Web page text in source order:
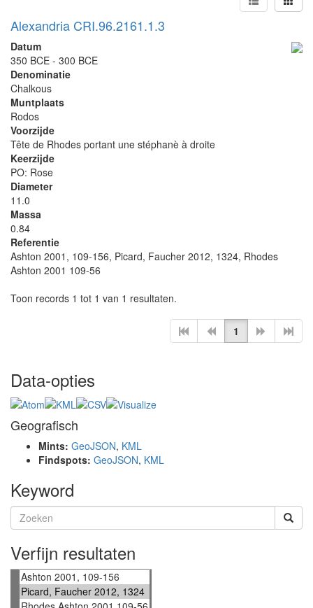
Alexandria CRI.96.2161.1.3
Datum
350 BCE - 300 BCE
Denominatie
Chalkous
Muntplaats
Rodos
Voorzijde
Tête de Rhodes portant une stéphanè à droite
Keerzijde
PO: Rose
Diameter
11.0
Massa
0.84
Referentie
Ashton 2001, 109-156, Picard, Faucher 2012, 1324, Rhodes
Ashton 2001 109-56
Toon records 1 tot 1 van 1 resultaten.
1
Data-opties
Geografisch
Mints: GeoJSON, KML
Findspots: GeoJSON, KML
Keyword
Verfijn resultaten